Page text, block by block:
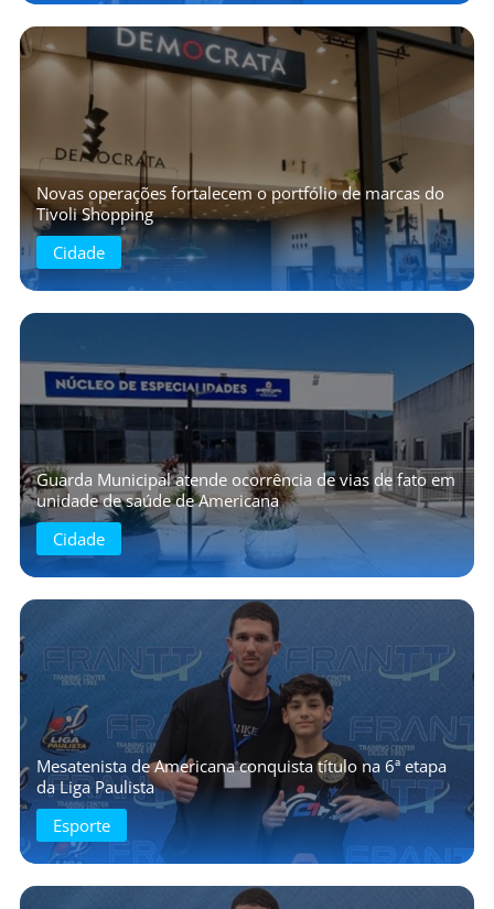
Novas operações fortalecem o portfólio de marcas do
Tivoli Shopping
Cidade
Guarda Municipal atende ocorrência de vias de fato em
unidade de saúde de Americana
Cidade
Mesatenista de Americana conquista título na 6ª etapa
da Liga Paulista
Esporte